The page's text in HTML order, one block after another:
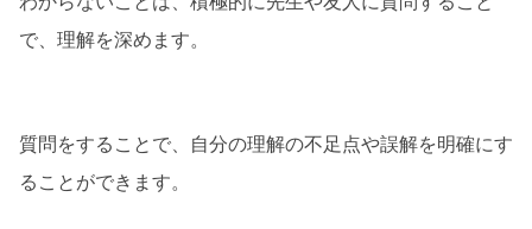
で、理解を深めます。
質問をすることで、自分の理解の不足点や誤解を明確にす
ることができます。